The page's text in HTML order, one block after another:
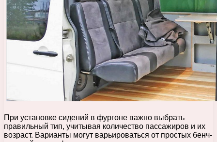
При установке сидений в фургоне важно выбрать
правильный тип, учитывая количество пассажиров и их
возраст. Варианты могут варьироваться от простых бенч-